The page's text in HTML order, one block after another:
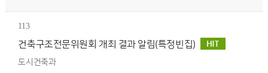
113
건축구조전문위원회 개최 결과 알림(특정빈집)
도시건축과